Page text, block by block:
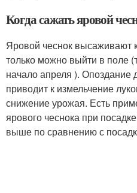
Когда сажать яровой
Яровой чеснок высаживают
только можно выйти в поле
начало апреля ). Опоздание
приводит к измельчение
снижение урожая. Есть
ярового чеснока при
выше по сравнению с